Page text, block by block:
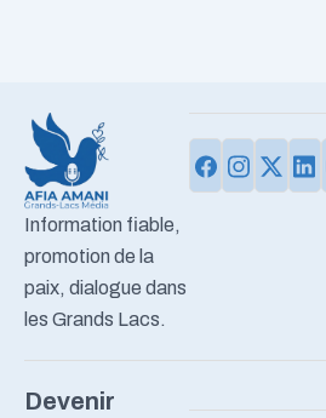
Information fiable,
promotion de la
paix, dialogue dans
les Grands Lacs.
Devenir